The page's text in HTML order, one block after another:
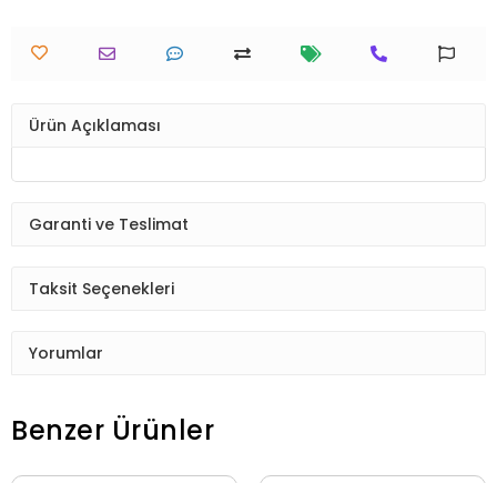
Ürün Açıklaması
Garanti ve Teslimat
Taksit Seçenekleri
Yorumlar
Benzer Ürünler